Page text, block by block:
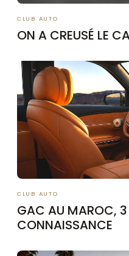
CLUB AUTO
ON A CREUSÉ LE
CLUB AUTO
GAC AU MAROC, 3
CONNAISSANCE